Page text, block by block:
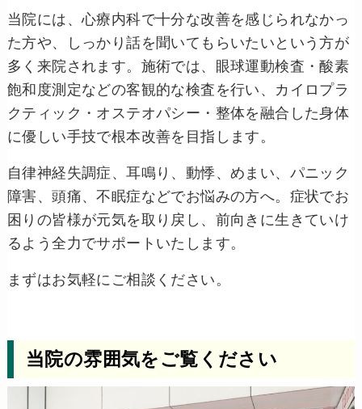
当院には、心療内科で十分な改善を感じられなかっ
た方や、しっかり話を聞いてもらいたいという方が
多く来院されます。施術では、眼球運動検査・酸素
飽和度測定などの客観的な検査を行い、カイロプラ
クティック・オステオパシー・整体を融合した身体
に優しい手技で根本改善を目指します。
自律神経失調症、耳鳴り、動悸、めまい、パニック
障害、頭痛、不眠症などでお悩みの方へ。症状でお
困りの皆様が元気を取り戻し、前向きに生きていけ
るよう全力でサポートいたします。
まずはお気軽にご相談ください。
当院の雰囲気をご覧ください